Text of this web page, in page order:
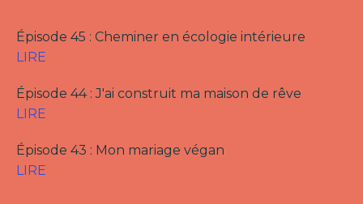
Épisode 45 : Cheminer en écologie intérieure
LIRE
Épisode 44 : J'ai construit ma maison de rêve
LIRE
Épisode 43 : Mon mariage végan
LIRE